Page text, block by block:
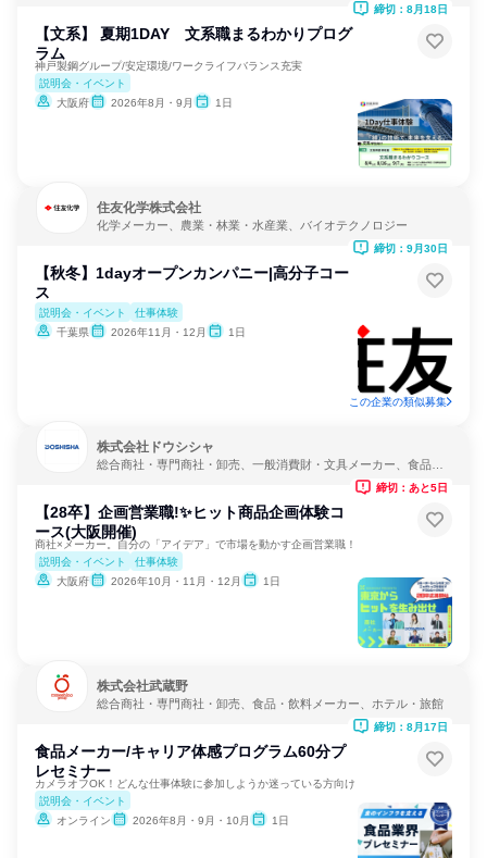
【文系】 夏期1DAY 文系職まるわかりプログ
ラム
神戸製鋼グループ/安定環境/ワークライフバランス充実
説明会・イベント
大阪府
2026年8月・9月 1日
締切：8月18日
住友化学株式会社
化学メーカー、農業・林業・水産業、バイオテクノロジー
【秋冬】1dayオープンカンパニー|⾼分⼦コー
ス
説明会・イベント
仕事体験
千葉県
2026年11月・12月 1日
締切：9月30日
この企業の類似募集
株式会社ドウシシャ
総合商社・専門商社・卸売、一般消費財・文具メーカー、食品・
【28卒】企画営業職!✨ヒット商品企画体験コ
ース(大阪開催)
商社×メーカー。自分の「アイデア」で市場を動かす企画営業職！
説明会・イベント
仕事体験
大阪府
2026年10月・11月・12月 1日
締切：あと5日
株式会社武蔵野
総合商社・専門商社・卸売、食品・飲料メーカー、ホテル・旅館
食品メーカー/キャリア体感プログラム60分プ
レセミナー
カメラオフOK！どんな仕事体験に参加しようか迷っている方向け
説明会・イベント
オンライン
2026年8月・9月・10月 1日
締切：8月17日